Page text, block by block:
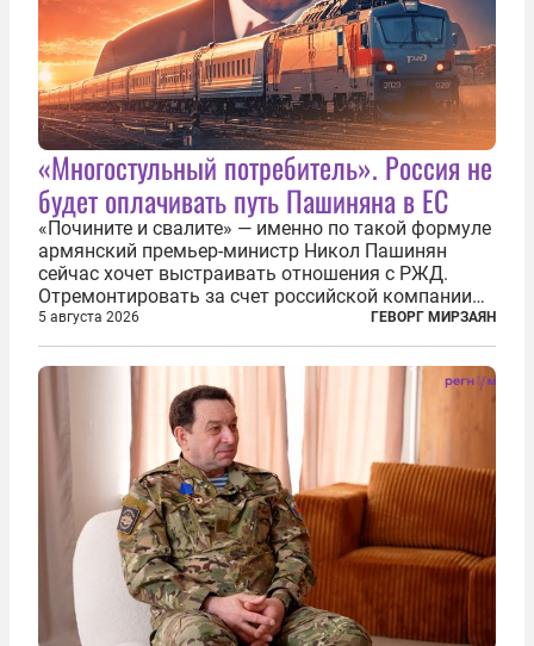
«Многостульный потребитель». Россия не
будет оплачивать путь Пашиняна в ЕС
«Почините и свалите» — именно по такой формуле
армянский премьер-министр Никол Пашинян
сейчас хочет выстраивать отношения с РЖД.
Отремонтировать за счет российской компании
железнодорожную инфраструктуру в районе
прохождения TRIPP (коридора, который должен
связать Азербайджан и Турцию через...
5 августа 2026 ГЕВОРГ МИРЗАЯН